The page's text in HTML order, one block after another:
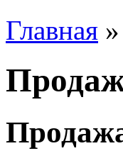
Главная »